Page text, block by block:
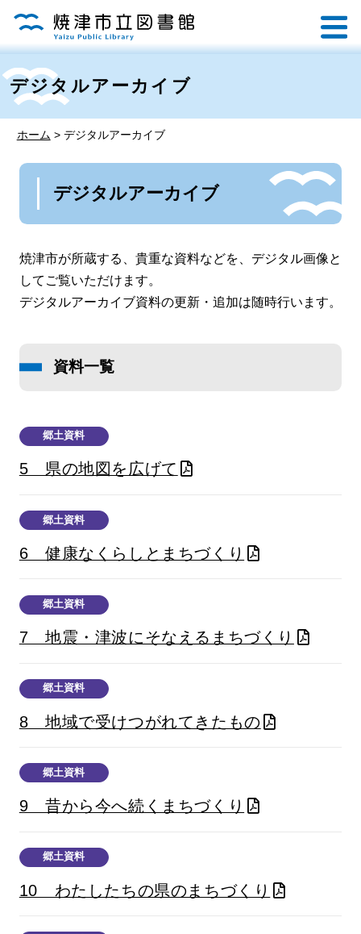
デジタルアーカイブ
ホーム > デジタルアーカイブ
デジタルアーカイブ
焼津市が所蔵する、貴重な資料などを、デジタル画像と
してご覧いただけます。
デジタルアーカイブ資料の更新・追加は随時行います。
資料一覧
郷土資料
5 県の地図を広げて
郷土資料
6 健康なくらしとまちづくり
郷土資料
7 地震・津波にそなえるまちづくり
郷土資料
8 地域で受けつがれてきたもの
郷土資料
9 昔から今へ続くまちづくり
郷土資料
10 わたしたちの県のまちづくり